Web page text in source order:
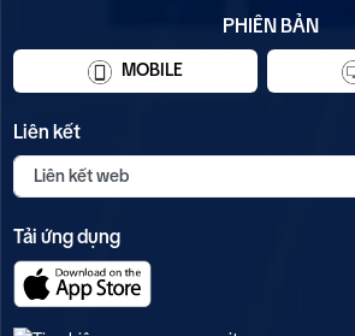
PHIÊN BẢN
MOBILE
Liên kết
Tải ứng dụng